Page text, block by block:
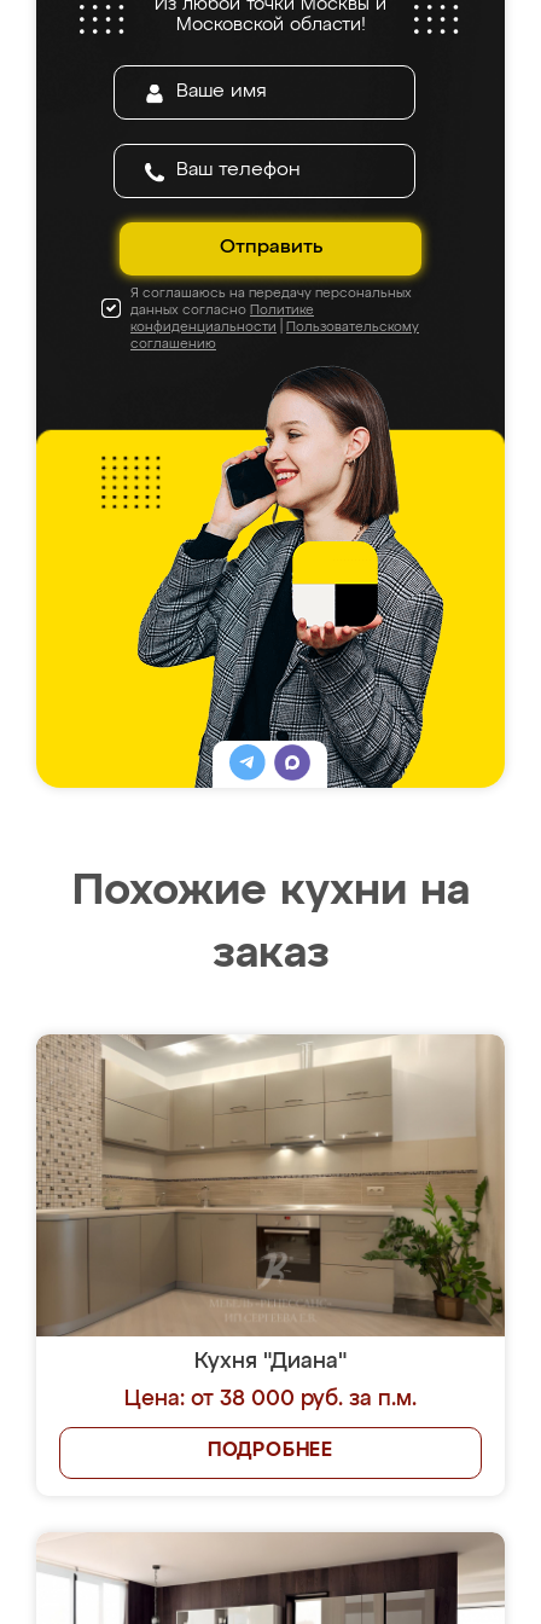
Из любой точки Москвы и
Московской области!
Отправить
Я соглашаюсь на передачу персональных
данных согласно Политике
конфиденциальности
Пользовательскому
соглашению
Похожие кухни на
заказ
Кухня "Диана"
Цена: от 38 000 руб. за п.м.
ПОДРОБНЕЕ